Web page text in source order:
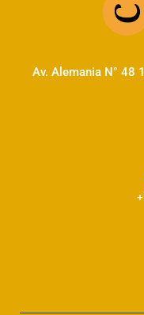
Av. Alemania N° 48